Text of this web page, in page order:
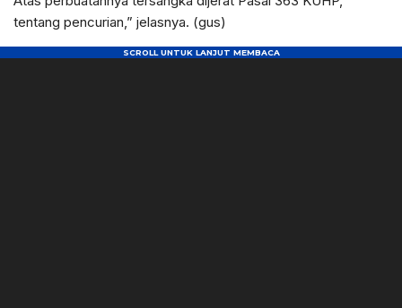
tentang pencurian,” jelasnya. (gus)